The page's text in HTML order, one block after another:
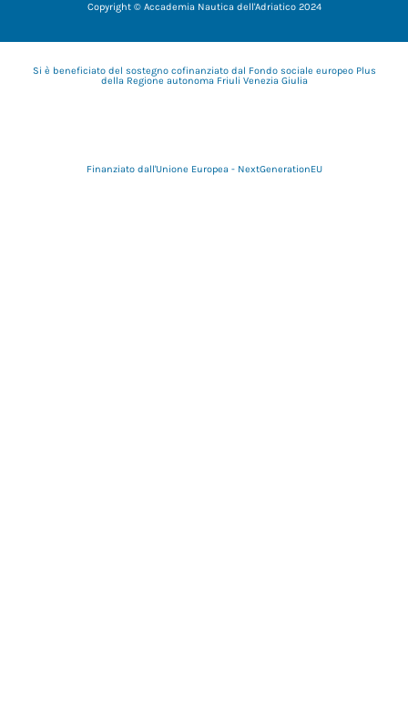
Copyright © Accademia Nautica dell'Adriatico 2024
Si è beneficiato del sostegno cofinanziato dal Fondo sociale europeo Plus
della Regione autonoma Friuli Venezia Giulia
Finanziato dall'Unione Europea - NextGenerationEU